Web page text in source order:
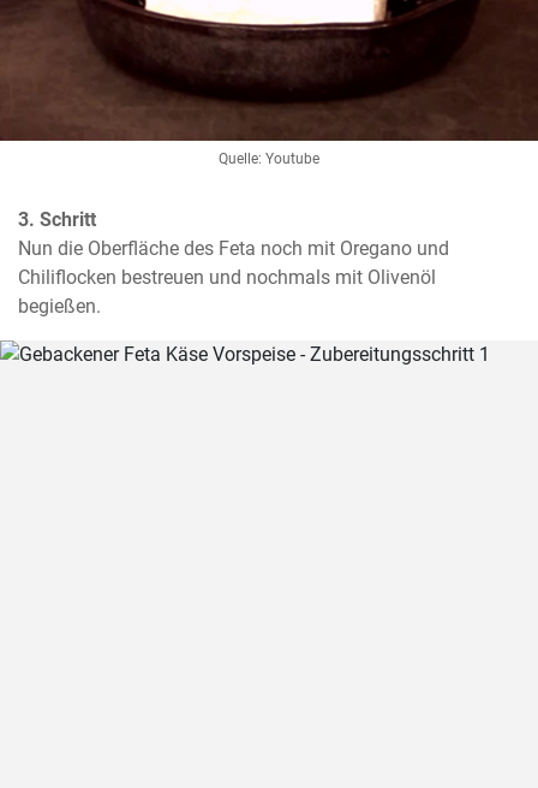
Quelle: Youtube
3. Schritt
Nun die Oberfläche des Feta noch mit Oregano und
Chiliflocken bestreuen und nochmals mit Olivenöl
begießen.